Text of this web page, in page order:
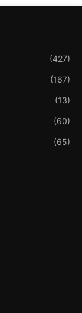
(427)
(167)
(13)
(60)
(65)